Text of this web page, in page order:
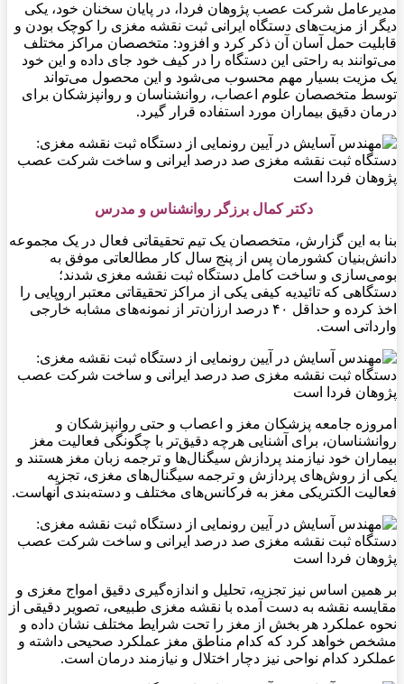
مدیرعامل شرکت عصب پژوهان فردا، در پايان سخنان خود، یکی
دیگر از مزیت‌های دستگاه ایرانی ثبت نقشه مغزی را کوچک بودن و
قابلیت حمل آسان آن ذکر کرد و افزود: متخصصان مراکز مختلف
می‌توانند به راحتی این دستگاه را در کیف خود جای داده و این خود
یک مزیت بسیار مهم محسوب می‌شود و این محصول می‌تواند
توسط متخصصان علوم اعصاب، روانشناسان و روانپزشکان برای
درمان دقیق بیماران مورد استفاده قرار گیرد.
دکتر کمال برزگر روانشناس و مدرس
بنا به این گزارش، متخصصان یک تیم تحقیقاتی فعال در یک مجموعه
دانش‌بنیان کشورمان پس از پنج سال کار مطالعاتی موفق به
بومی‌سازی و ساخت کامل دستگاه ثبت نقشه مغزی شدند؛
دستگاهی که تائیدیه کیفی یکی از مراکز تحقیقاتی معتبر اروپایی را
اخذ کرده و حداقل ۴۰ درصد ارزان‌تر از نمونه‌های مشابه خارجی
وارداتی است.
امروزه جامعه پزشکان مغز و اعصاب و حتی روانپزشکان و
روانشناسان، برای آشنایی هرچه دقیق‌تر با چگونگی فعالیت مغز
بیماران خود نیازمند پردازش سیگنال‌ها و ترجمه زبان مغز هستند و
یکی از روش‌های پردازش و ترجمه سیگنال‌های مغزی، تجزیه
فعالیت الکتریکی مغز به فرکانس‌های مختلف و دسته‌بندی آنهاست.
بر همین اساس نیز تجزیه، تحلیل و اندازه‌گیری دقیق امواج مغزی و
مقایسه نقشه به دست آمده با نقشه مغزی طبیعی، تصویر دقیقی از
نحوه عملکرد هر بخش از مغز را تحت شرایط مختلف نشان داده و
مشخص خواهد کرد که کدام مناطق مغز عملکرد صحیحی داشته و
عملکرد کدام نواحی نیز دچار اختلال و نیازمند درمان است.